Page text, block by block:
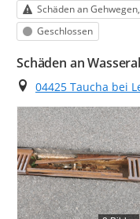
Kategorie
Schäden an
Status
Geschlossen
Schäden an
Ort
04425 Taucha bei